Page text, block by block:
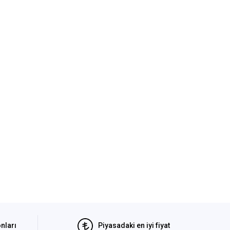
Piyasadaki en iyi fiyat